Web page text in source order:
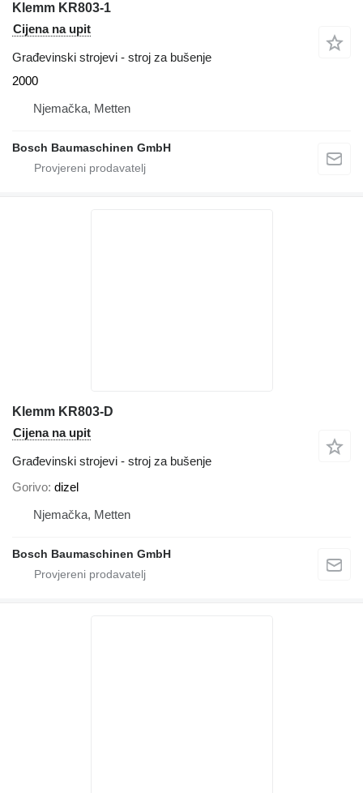
Klemm KR803-1
Cijena na upit
Građevinski strojevi - stroj za bušenje
2000
Njemačka, Metten
Bosch Baumaschinen GmbH
Klemm KR803-D
Cijena na upit
Građevinski strojevi - stroj za bušenje
Gorivo dizel
Njemačka, Metten
Bosch Baumaschinen GmbH